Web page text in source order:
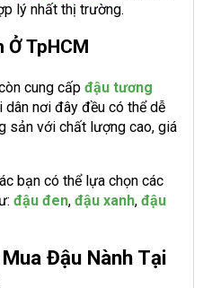
lý nhất thị trường.
TpHCM
cung cấp đậu tương
dân nơi đây đều có thể dễ
sản với chất lượng cao, giá
bạn có thể lựa chọn các
đậu đen, đậu xanh, đậu
Đậu Nành Tại